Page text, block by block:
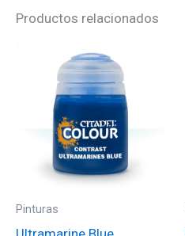
Productos relacionados
Pinturas